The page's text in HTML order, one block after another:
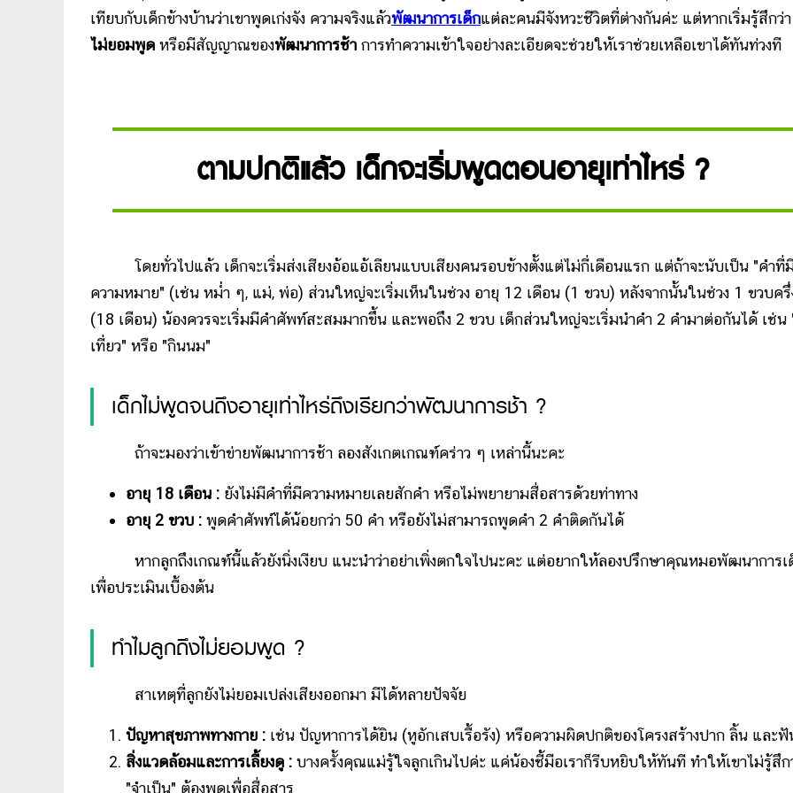
เทียบกับเด็กข้างบ้านว่าเขาพูดเก่งจัง ความจริงแล้วพัฒนาการเด็กแต่ละคนมีจังหวะชีวิตที่ต่างกันค่ะ แต่หากเริ่มรู้สึกว่า
ไม่ยอมพูด หรือมีสัญญาณของพัฒนาการช้า การทำความเข้าใจอย่างละเอียดจะช่วยให้เราช่วยเหลือเขาได้ทันท่วงที
ตามปกติแล้ว เด็กจะเริ่มพูดตอนอายุเท่าไหร่ ?
โดยทั่วไปแล้ว เด็กจะเริ่มส่งเสียงอ้อแอ้เลียนแบบเสียงคนรอบข้างตั้งแต่ไม่กี่เดือนแรก แต่ถ้าจะนับเป็น "คำที่
ความหมาย" (เช่น หม่ำ ๆ, แม่, พ่อ) ส่วนใหญ่จะเริ่มเห็นในช่วง อายุ 12 เดือน (1 ขวบ) หลังจากนั้นในช่วง 1 ขวบครึ่
(18 เดือน) น้องควรจะเริ่มมีคำศัพท์สะสมมากขึ้น และพอถึง 2 ขวบ เด็กส่วนใหญ่จะเริ่มนำคำ 2 คำมาต่อกันได้ เช่น
เที่ยว" หรือ "กินนม"
เด็กไม่พูดจนถึงอายุเท่าไหร่ถึงเรียกว่าพัฒนาการช้า ?
ถ้าจะมองว่าเข้าข่ายพัฒนาการช้า ลองสังเกตเกณฑ์คร่าว ๆ เหล่านี้นะคะ
อายุ 18 เดือน : ยังไม่มีคำที่มีความหมายเลยสักคำ หรือไม่พยายามสื่อสารด้วยท่าทาง
อายุ 2 ขวบ : พูดคำศัพท์ได้น้อยกว่า 50 คำ หรือยังไม่สามารถพูดคำ 2 คำติดกันได้
หากลูกถึงเกณฑ์นี้แล้วยังนิ่งเงียบ แนะนำว่าอย่าเพิ่งตกใจไปนะคะ แต่อยากให้ลองปรึกษาคุณหมอพัฒนาการเ
เพื่อประเมินเบื้องต้น
ทำไมลูกถึงไม่ยอมพูด ?
สาเหตุที่ลูกยังไม่ยอมเปล่งเสียงออกมา มีได้หลายปัจจัย
ปัญหาสุขภาพทางกาย : เช่น ปัญหาการได้ยิน (หูอักเสบเรื้อรัง) หรือความผิดปกติของโครงสร้างปาก ลิ้น และฟั
สิ่งแวดล้อมและการเลี้ยงดู : บางครั้งคุณแม่รู้ใจลูกเกินไปค่ะ แค่น้องชี้มือเราก็รีบหยิบให้ทันที ทำให้เขาไม่รู้สึก
"จำเป็น" ต้องพูดเพื่อสื่อสาร